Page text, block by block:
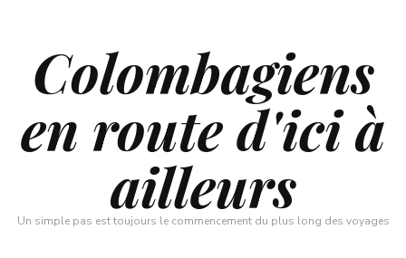
Colombagiens
en route d'ici à
ailleurs
Un simple pas est toujours le commencement du plus long des voyages